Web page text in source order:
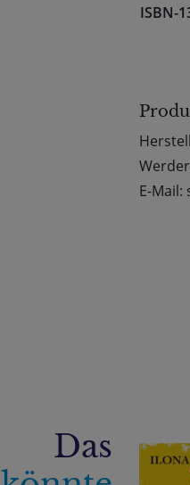
ISBN-
E-Mail:
Das